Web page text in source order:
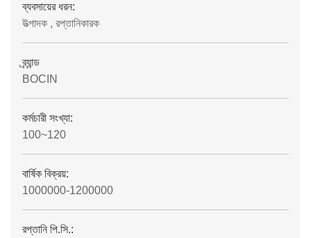
ব্যবসায়ের ধরন:
উত্পাদক , রপ্তানিকারক
ব্র্যান্ড
BOCIN
কর্মচারী সংখ্যা:
100~120
বার্ষিক বিক্রয়:
1000000-1200000
রপ্তানি পি.সি.: